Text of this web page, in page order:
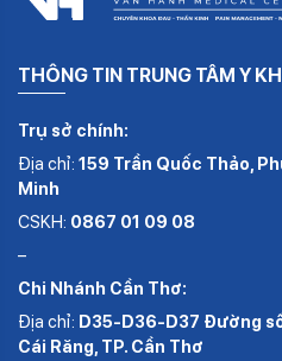
THÔNG TIN TRUNG TÂM Y
Trụ sở chính:
Địa chỉ: 159 Trần Quốc Thảo,
Minh
CSKH: 0867 01 09 08
–
Chi Nhánh Cần Thơ:
Địa chỉ: D35-D36-D37 Đường
Cái Răng, TP. Cần Thơ